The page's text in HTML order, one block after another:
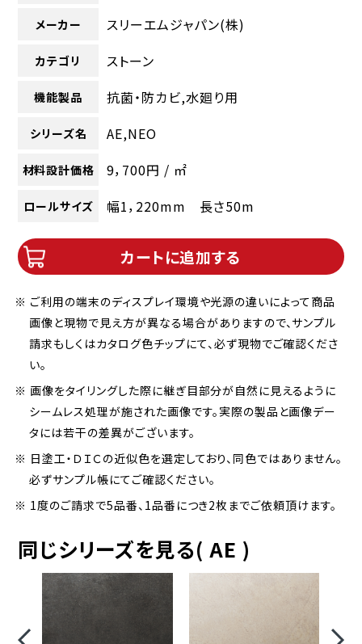
メーカー スリーエムジャパン(株)
カテゴリ ストーン
機能製品 抗菌・防カビ,水廻り用
シリーズ名 AE,NEO
材料設計価格 9，700円 / ㎡
ロールサイズ 幅1，220mm 長さ50m
カートに追加する
※ ご利用の端末のディスプレイ環境や光源の違いによって商品
画像と現物で見え方が異なる場合がありますので、サンプル
請求もしくはカタログ色チップにて、必ず現物でご確認くださ
い。
※ 画像をタイリングした際に継ぎ目部分が自然に見えるように
シームレス処理が施された画像です。実際の製品と画像デー
タには若干の差異がございます。
※ 日塗工・ＤＩＣの近似色を選定しており、同色ではありません。
必ずサンプル帳にてご確認ください。
※ 1度のご請求で5品番、1品番につき2枚までご依頼頂けます。
同じシリーズを見る( AE )